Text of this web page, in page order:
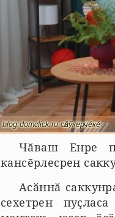
blog.domclick.ru сӑнӳкерчӗкӗ
Чӑваш Енре
кансӗрлесрен
Асӑннӑ
сехетрен